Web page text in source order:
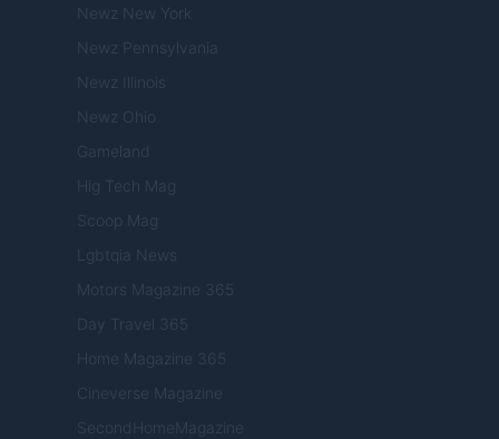
Newz New York
Newz Pennsylvania
Newz Illinois
Newz Ohio
Gameland
Hig Tech Mag
Scoop Mag
Lgbtqia News
Motors Magazine 365
Day Travel 365
Home Magazine 365
Cineverse Magazine
SecondHomeMagazine